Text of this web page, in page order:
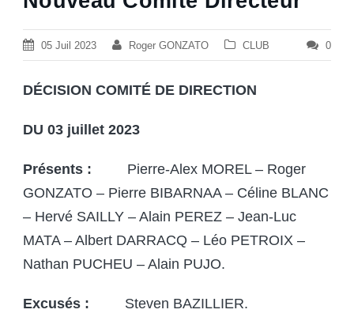
05 Juil 2023 Roger GONZATO CLUB 0
DÉCISION COMITÉ DE DIRECTION
DU 03 juillet 2023
Présents : Pierre-Alex MOREL – Roger
GONZATO – Pierre BIBARNAA – Céline BLANC
– Hervé SAILLY – Alain PEREZ – Jean-Luc
MATA – Albert DARRACQ – Léo PETROIX –
Nathan PUCHEU – Alain PUJO.
Excusés : Steven BAZILLIER.